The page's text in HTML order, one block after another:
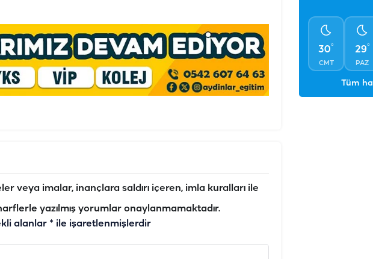
veya imalar, inançlara saldırı içeren, imla kuralları ile
yazılmış yorumlar onaylanmamaktadır.
alanlar * ile işaretlenmişlerdir
30°
CMT
29°
PAZ
Tüm